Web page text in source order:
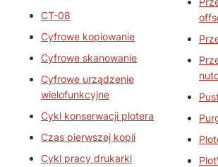
CT-08
Cyfrowe kopiowanie
Cyfrowe skanowanie
Cyfrowe urządzenie
wielofunkcyjne
Cykl konserwacji plotera
Czas pierwszej kopii
Cykl pracy drukarki